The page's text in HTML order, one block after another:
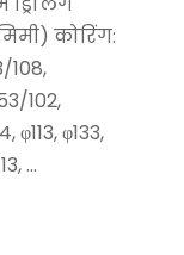
कोरिंग:
108,
102,
φ113, φ133,
...